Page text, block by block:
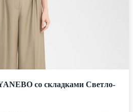
со складками Светло-